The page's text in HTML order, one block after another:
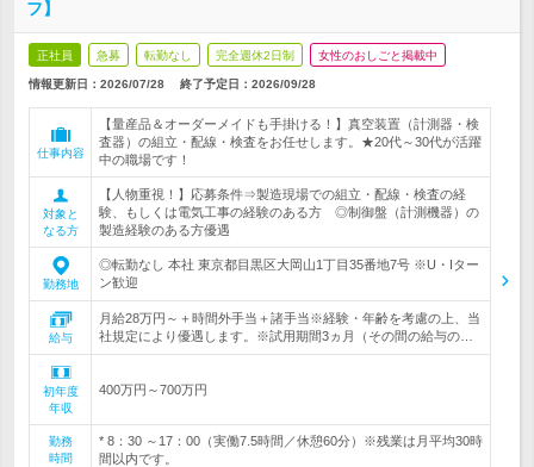
フ】
正社員 急募 転勤なし 完全週休2日制 女性のおしごと掲載中
情報更新日：2026/07/28 終了予定日： 2026/09/28
仕事内容
【量産品＆オーダーメイドも手掛ける！】真空装置（計測器・検
査器）の組立・配線・検査をお任せします。★20代～30代が活躍
中の職場です！
対象と
なる方
【人物重視！】応募条件⇒製造現場での組立・配線・検査の経
験、もしくは電気工事の経験のある方 ◎制御盤（計測機器）の
製造経験のある方優遇
勤務地
◎転勤なし 本社 東京都目黒区大岡山1丁目35番地7号 ※U・Iター
ン歓迎
給与
月給28万円～＋時間外手当＋諸手当※経験・年齢を考慮の上、当
社規定により優遇します。※試用期間3ヵ月（その間の給与の…
初年度
年収
400万円～700万円
勤務
時間
* 8：30 ～17：00（実働7.5時間／休憩60分）※残業は月平均30時
間以内です。